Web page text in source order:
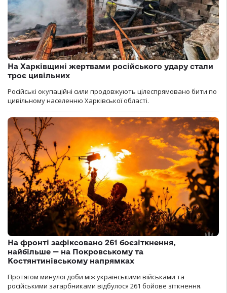
На Харківщині жертвами російського удару стали
троє цивільних
Російські окупаційні сили продовжують цілеспрямовано бити по
цивільному населенню Харківської області.
На фронті зафіксовано 261 боєзіткнення,
найбільше — на Покровському та
Костянтинівському напрямках
Протягом минулої доби між українськими військами та
російськими загарбниками відбулося 261 бойове зіткнення.